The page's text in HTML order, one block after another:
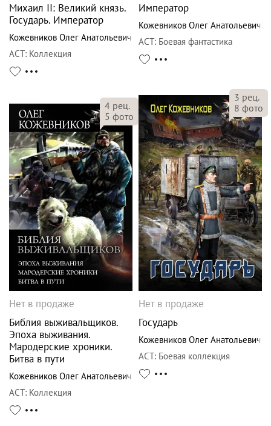
Михаил II: Великий князь.
Государь. Император
Кожевников Олег Анатольевич
АСТ: Коллекция
Император
Кожевников Олег Анатольевич
АСТ: Боевая фантастика
4 рец.
5 фото
Нет в продаже
Библия выживальщиков.
Эпоха выживания.
Мародерские хроники.
Битва в пути
Кожевников Олег Анатольевич
АСТ: Коллекция
3 рец.
8 фото
Нет в продаже
Государь
Кожевников Олег Анатольевич
АСТ: Боевая коллекция